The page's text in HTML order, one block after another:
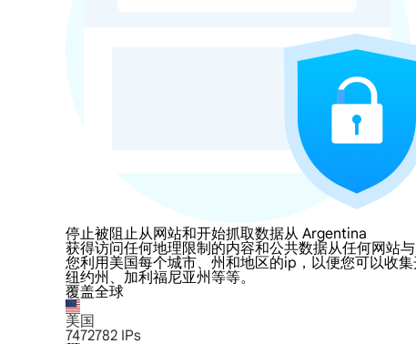
停止被阻止从网站和开始抓取数据从 Argentina
获得访问任何地理限制的内容和公共数据从任何网站
您利用美国每个城市、州和地区的ip，以便您可以收
纽约州、加利福尼亚州等等。
覆盖全球
美国
7472782 IPs